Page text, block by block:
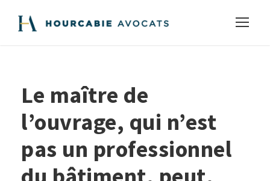
Le maître de
l’ouvrage, qui n’est
pas un professionnel